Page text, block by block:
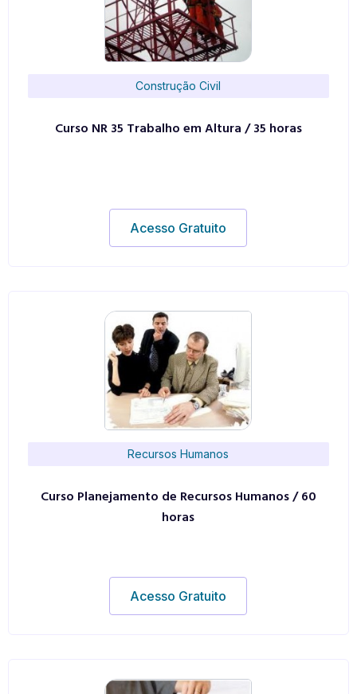
Construção Civil
Curso NR 35 Trabalho em Altura / 35 horas
Acesso Gratuito
Recursos Humanos
Curso Planejamento de Recursos Humanos / 60
horas
Acesso Gratuito